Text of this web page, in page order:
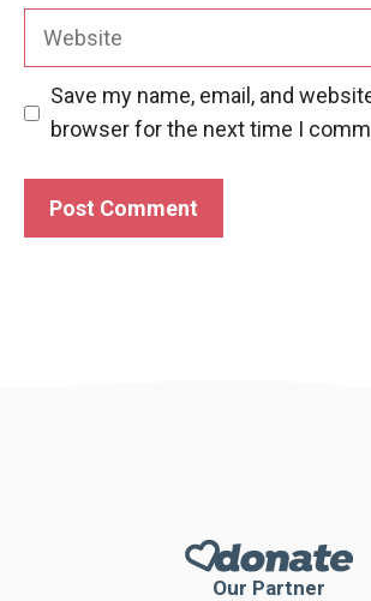
Website
Save my name, email, and
browser for the next time I
Our Partner